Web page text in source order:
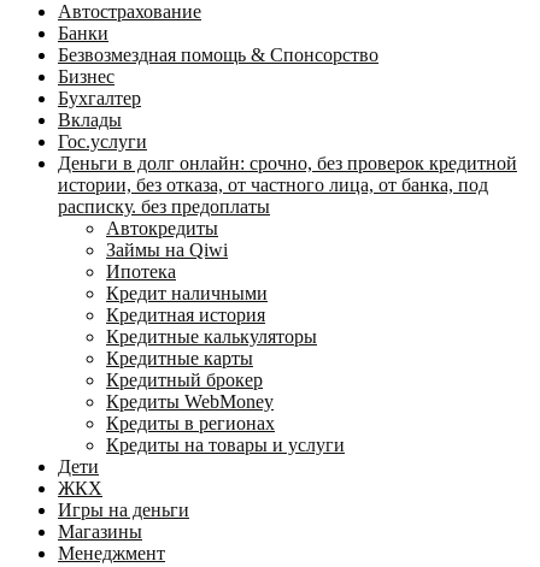
Автострахование
Банки
Безвозмездная помощь & Спонсорство
Бизнес
Бухгалтер
Вклады
Гос.услуги
Деньги в долг онлайн: срочно, без проверок кредитной
истории, без отказа, от частного лица, от банка, под
расписку. без предоплаты
Автокредиты
Займы на Qiwi
Ипотека
Кредит наличными
Кредитная история
Кредитные калькуляторы
Кредитные карты
Кредитный брокер
Кредиты WebMoney
Кредиты в регионах
Кредиты на товары и услуги
Дети
ЖКХ
Игры на деньги
Магазины
Менеджмент